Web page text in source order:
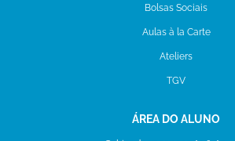
Bolsas Sociais
Aulas à la Carte
Ateliers
TGV
ÁREA DO ALUNO